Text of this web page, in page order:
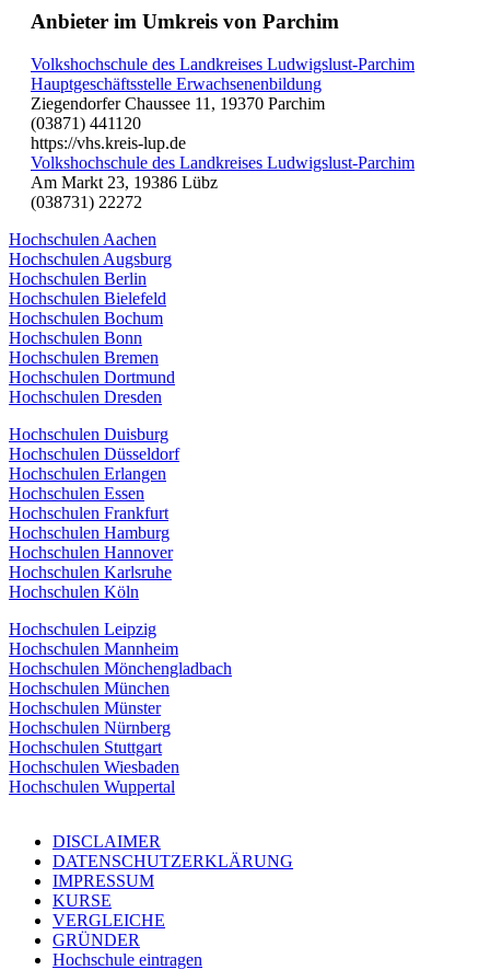
Anbieter im Umkreis von Parchim
Volkshochschule des Landkreises Ludwigslust-Parchim
Hauptgeschäftsstelle Erwachsenenbildung
Ziegendorfer Chaussee 11, 19370 Parchim
(03871) 441120
https://vhs.kreis-lup.de
Volkshochschule des Landkreises Ludwigslust-Parchim
Am Markt 23, 19386 Lübz
(038731) 22272
Hochschulen Aachen
Hochschulen Augsburg
Hochschulen Berlin
Hochschulen Bielefeld
Hochschulen Bochum
Hochschulen Bonn
Hochschulen Bremen
Hochschulen Dortmund
Hochschulen Dresden
Hochschulen Duisburg
Hochschulen Düsseldorf
Hochschulen Erlangen
Hochschulen Essen
Hochschulen Frankfurt
Hochschulen Hamburg
Hochschulen Hannover
Hochschulen Karlsruhe
Hochschulen Köln
Hochschulen Leipzig
Hochschulen Mannheim
Hochschulen Mönchengladbach
Hochschulen München
Hochschulen Münster
Hochschulen Nürnberg
Hochschulen Stuttgart
Hochschulen Wiesbaden
Hochschulen Wuppertal
DISCLAIMER
DATENSCHUTZERKLÄRUNG
IMPRESSUM
KURSE
VERGLEICHE
GRÜNDER
Hochschule eintragen